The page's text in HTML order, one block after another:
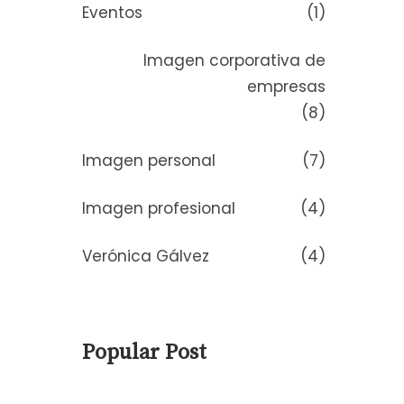
Eventos (1)
Imagen corporativa de
empresas
(8)
Imagen personal (7)
Imagen profesional (4)
Verónica Gálvez (4)
Popular Post